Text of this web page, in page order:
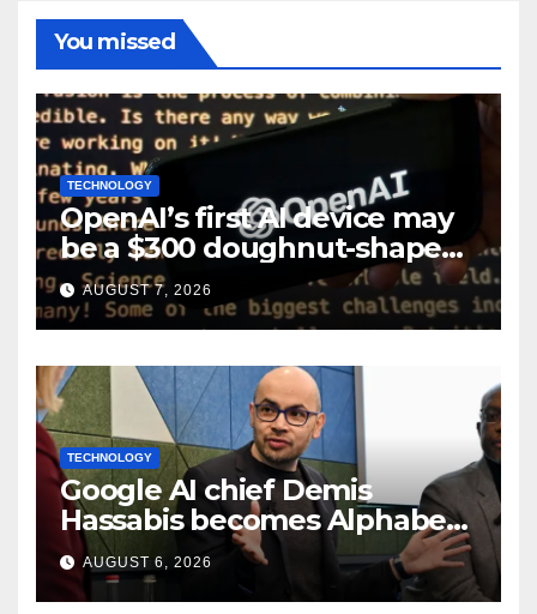
You missed
TECHNOLOGY
OpenAI’s first AI device may
be a $300 doughnut-shaped
smart speaker: Report
AUGUST 7, 2026
TECHNOLOGY
Google AI chief Demis
Hassabis becomes Alphabet
chief scientist in leadership
shakeup
AUGUST 6, 2026